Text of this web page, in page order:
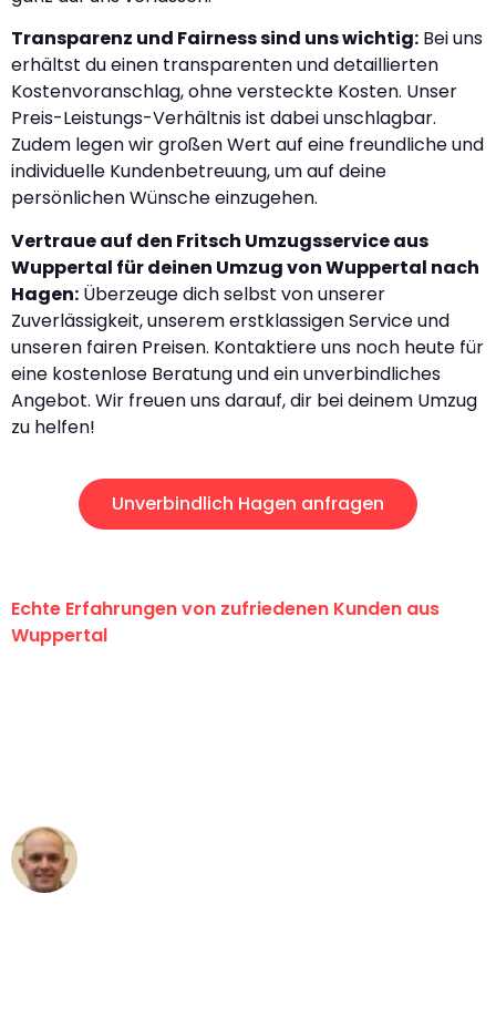
Transparenz und Fairness sind uns wichtig: Bei uns
erhältst du einen transparenten und detaillierten
Kostenvoranschlag, ohne versteckte Kosten. Unser
Preis-Leistungs-Verhältnis ist dabei unschlagbar.
Zudem legen wir großen Wert auf eine freundliche und
individuelle Kundenbetreuung, um auf deine
persönlichen Wünsche einzugehen.
Vertraue auf den Fritsch Umzugsservice aus
Wuppertal für deinen Umzug von Wuppertal nach
Hagen: Überzeuge dich selbst von unserer
Zuverlässigkeit, unserem erstklassigen Service und
unseren fairen Preisen. Kontaktiere uns noch heute für
eine kostenlose Beratung und ein unverbindliches
Angebot. Wir freuen uns darauf, dir bei deinem Umzug
zu helfen!
Unverbindlich Hagen anfragen
Echte Erfahrungen von zufriedenen Kunden aus
Wuppertal